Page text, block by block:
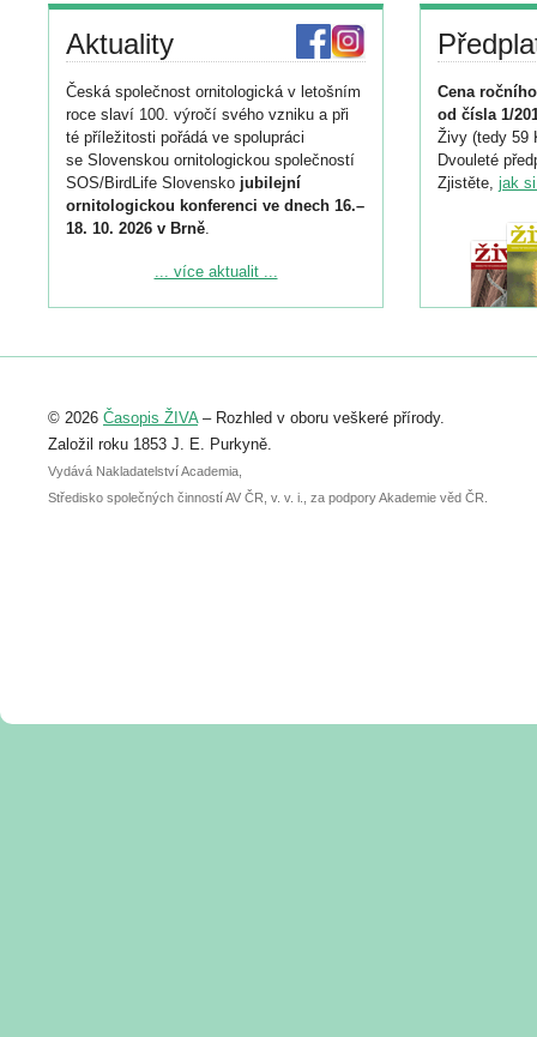
Aktuality
Česká společnost ornitologická v letošním
roce slaví 100. výročí svého vzniku a při
té příležitosti pořádá ve spolupráci
se Slovenskou ornitologickou společností
SOS/BirdLife Slovensko jubilejní
ornitologickou konferenci ve dnech 16.–
18. 10. 2026 v Brně.
Podrobnější informace ke konferenci
Registrovat se můžete do 6. září.
abstraktu přihlášené přednášky nebo
posteru je už 30. června.
... více aktualit ...
Cena
od čísla 1/
Živy (tedy 59
Dvouleté
Zjistěte, jak
© 2026 Časopis ŽIVA– Rozhled v oboru veškeré přírody.
Založil roku 1853 J. E. Purkyně.
Vydává Nakladatelství Academia,
Středisko společných činností AV ČR, v. v. i., za podpory Akademie věd ČR.